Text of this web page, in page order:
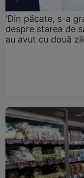
'Din păcate, s-a
despre starea de
au avut cu două